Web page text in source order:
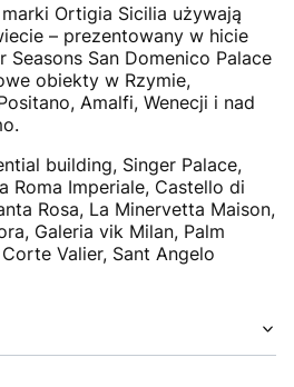
Ortigia Sicilia używają
– prezentowany w hicie
Seasons San Domenico Palace
obiekty w Rzymie,
Amalfi, Wenecji i nad
building, Singer Palace,
Roma Imperiale, Castello di
Rosa, La Minervetta Maison,
Galeria vik Milan, Palm
Valier, Sant Angelo